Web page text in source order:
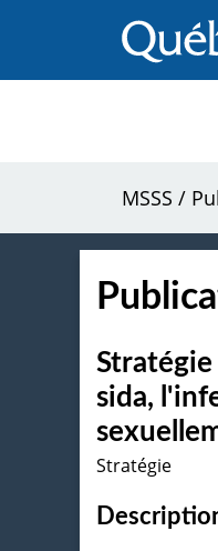
au
contenu
MSSS /
sida,
Stratégie